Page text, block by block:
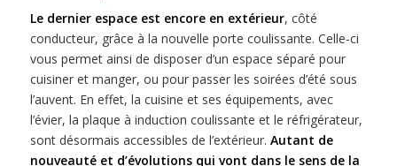
Le dernier espace est encore en extérieur, côté
conducteur, grâce à la nouvelle porte coulissante. Celle-ci
vous permet ainsi de disposer d’un espace séparé pour
cuisiner et manger, ou pour passer les soirées d’été sous
l’auvent. En effet, la cuisine et ses équipements, avec
l’évier, la plaque à induction coulissante et le réfrigérateur,
sont désormais accessibles de l’extérieur. Autant de
nouveauté et d’évolutions qui vont dans le sens de la